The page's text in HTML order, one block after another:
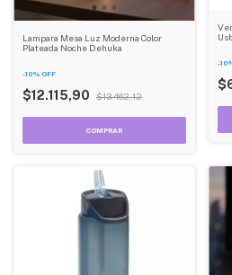
Lampara Mesa Luz Moderna Color
Plateada Noche Dehuka
-10% OFF
$12.115,90 $13.462,12
-10